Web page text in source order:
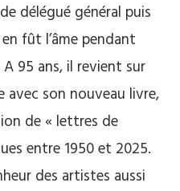
délégué général puis
fût l’âme pendant
95 ans, il revient sur
son nouveau livre,
de « lettres de
entre 1950 et 2025.
des artistes aussi